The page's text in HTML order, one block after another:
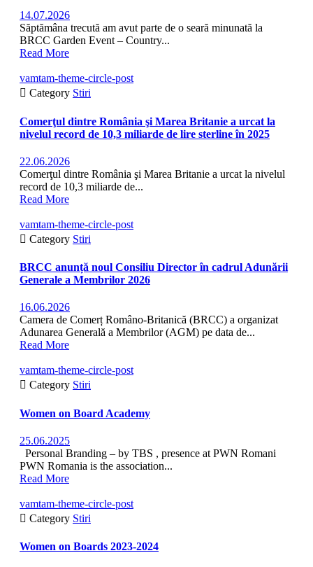
14.07.2026
Săptămâna trecută am avut parte de o seară minunată la
BRCC Garden Event – Country...
Read More
vamtam-theme-circle-post
 Category Stiri
Comerţul dintre România şi Marea Britanie a urcat la
nivelul record de 10,3 miliarde de lire sterline în 2025
22.06.2026
Comerţul dintre România şi Marea Britanie a urcat la nivelul
record de 10,3 miliarde de...
Read More
vamtam-theme-circle-post
 Category Stiri
BRCC anunță noul Consiliu Director în cadrul Adunării
Generale a Membrilor 2026
16.06.2026
Camera de Comerț Româno-Britanică (BRCC) a organizat
Adunarea Generală a Membrilor (AGM) pe data de...
Read More
vamtam-theme-circle-post
 Category Stiri
Women on Board Academy
25.06.2025
Personal Branding – by TBS , presence at PWN Romani
PWN Romania is the association...
Read More
vamtam-theme-circle-post
 Category Stiri
Women on Boards 2023-2024